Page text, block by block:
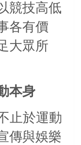
競技高低
各有價
大眾所
本身
止於運動
傳與娛樂